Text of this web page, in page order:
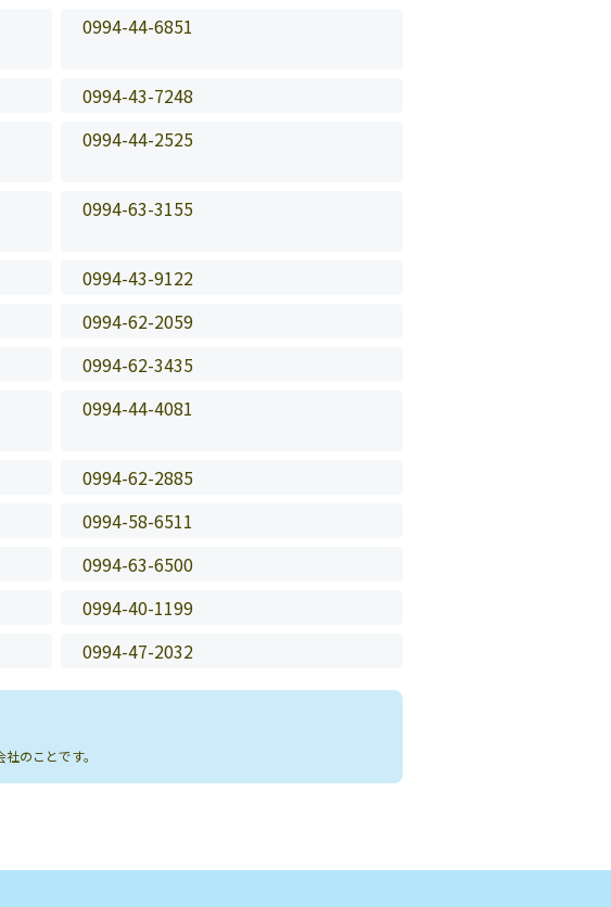
0994-44-6851
0994-43-7248
0994-44-2525
0994-63-3155
0994-43-9122
0994-62-2059
0994-62-3435
0994-44-4081
0994-62-2885
0994-58-6511
0994-63-6500
0994-40-1199
0994-47-2032
のことです。